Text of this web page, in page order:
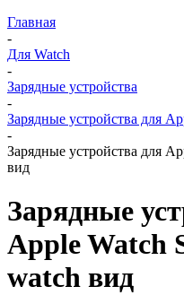
Главная
-
Для Watch
-
Зарядные устройства
-
Зарядные устройства для
-
Зарядные устройства для
вид
Зарядные
Apple Watch
watch вид